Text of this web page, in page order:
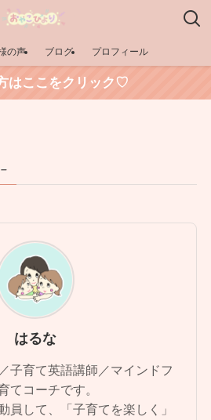
の声 ブログ プロフィール
はここをクリック♡
はるな
子育て英語講師／マインドフ
てコーチです。
員して、「子育てを楽しく」